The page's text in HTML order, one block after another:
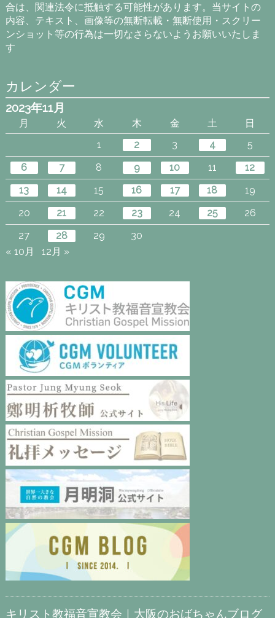
合は、関連法令に抵触する可能性があります。当サイトの
内容、テキスト、画像等の無断転載・無断使用・スクリー
ンショット等の行為は一切なさらないようお願いいたしま
す
カレンダー
2023年11月
月 火 水 木 金 土
日
1
2 3 4
5
6
7 8 9 10 11
12
13
14 15 16 17 18
19
20
21 22 23 24 25
26
27
28 29
30
« 10月
12月 »
キリスト教福音宣教会｜大阪のおばちゃんブログ